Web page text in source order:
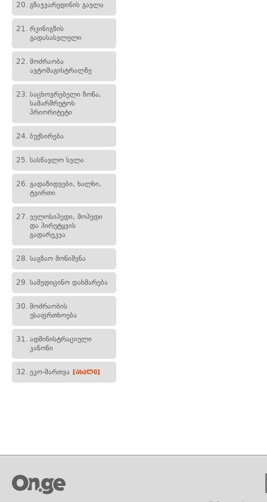
20. გზაჯვარედინის გავლა
21. რკინიგზის
გადასასვლელი
22. მოძრაობა
ავტომაგისტრალზე
23. საცხოვრებელი ზონა,
სამარშრუტოს
პრიორიტეტი
24. ბუქსირება
25. სასწავლო სვლა
26. გადაზიდვები, ხალხი,
ტვირთი
27. ველოსიპედი, მოპედი
და პირუტყვის
გადარეკვა
28. საგზაო მონიშვნა
29. სამედიცინო დახმარება
30. მოძრაობის
უსაფრთხოება
31. ადმინისტრაციული
კანონი
32. ეკო-მართვა [ახალი]